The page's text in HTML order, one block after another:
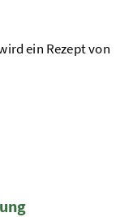
ein Rezept von